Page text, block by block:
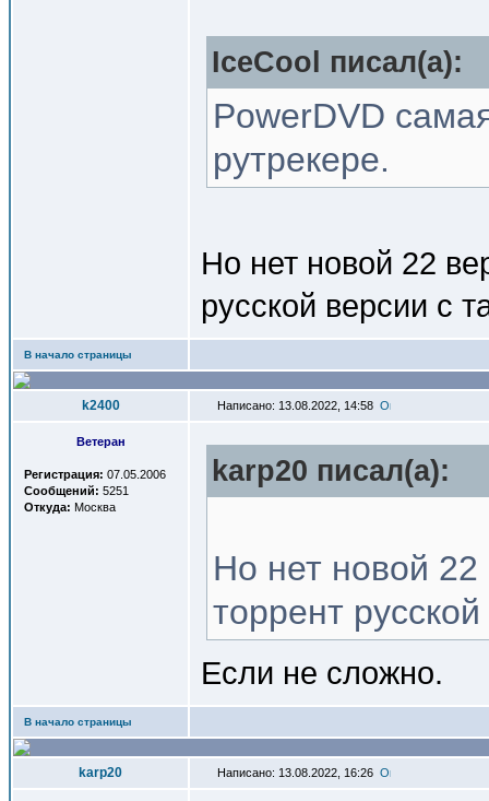
IceCool писал(a):
PowerDVD
рутрекере.
Но нет новой 22
русской версии с
В начало страницы
k2400 Написано: 13.08.2022, 14:58
Ветеран
Регистрация: 07.05.2006
Сообщений: 5251
Откуда: Москва
karp20 писал(a):
Но нет новой 22
торрент
Если не сложно.
В начало страницы
karp20 Написано: 13.08.2022, 16:26